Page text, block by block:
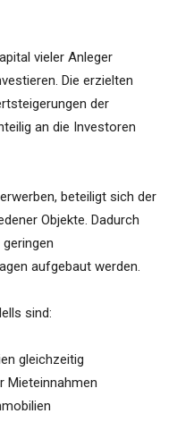
vieler Anleger
Die erzielten
der
an die Investoren
beteiligt sich der
Objekte. Dadurch
aufgebaut werden.
sind:
gleichzeitig
Mieteinnahmen